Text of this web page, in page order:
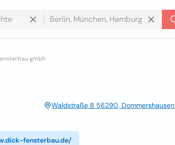
gmbh
Waldstraße 8 56290, Dommershausen
fensterbau.de/